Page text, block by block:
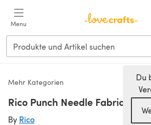
Menu
Du
Mehr Kategorien
Rico Punch Needle Fabric
By Rico